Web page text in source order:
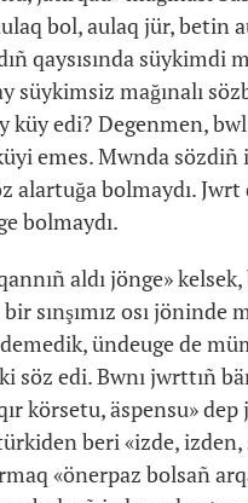
bol, aulaq jür, betin
qaysısında süykimdi
süykimsiz mağınalı
küy edi? Degenmen,
emes. Mwnda sözdiñ
alartuğa bolmaydı.
bolmaydı.
aldı jönge»
sınşımız osı jöninde
ündeuge de
söz edi. Bwnı jwrttıñ
körsetu, äspensu»
beri «izde, izden,
«önerpaz bolsañ